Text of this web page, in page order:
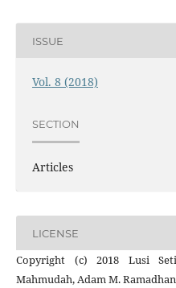
ISSUE
Vol. 8 (2018)
SECTION
Articles
LICENSE
Copyright (c) 2018 Lusi
Mahmudah, Adam M.